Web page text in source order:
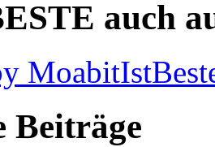
auch
Beiträge